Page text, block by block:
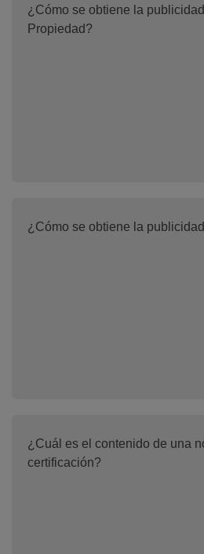
¿Cómo se obtiene la
Propiedad?
¿Cómo se obtiene la
¿Cuál es el contenido de una
certificación?